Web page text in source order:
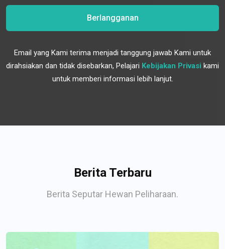
Berlangganan
Email yang Kami terima menjadi tanggung jawab Kami untuk
dirahsiakan dan tidak disebarkan, Pelajari Kebijakan Privasi kami
untuk memberi informasi lebih lanjut.
Berita Terbaru
Berita Seputar Hewan Peliharaan.